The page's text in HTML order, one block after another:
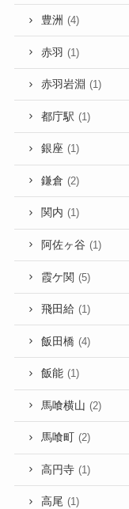
豊洲 (4)
赤羽 (1)
赤羽岩淵 (1)
都庁駅 (1)
銀座 (1)
鎌倉 (2)
関内 (1)
阿佐ヶ谷 (1)
霞ケ関 (5)
飛田給 (1)
飯田橋 (4)
飯能 (1)
馬喰横山 (2)
馬喰町 (2)
高円寺 (1)
高尾 (1)